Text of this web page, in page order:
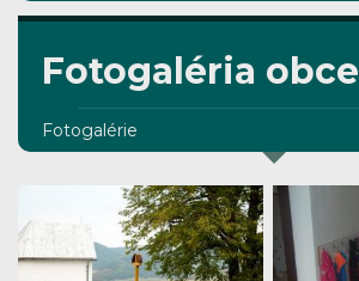
Fotogaléria obce
Fotogalérie